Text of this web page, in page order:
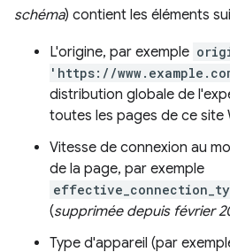
schéma) contient les éléments
L'origine, par exemple
'https://
distribution globale de
toutes les pages de ce site
Vitesse de connexion au
de la page, par exemple
(supprimée depuis février
Type d'appareil (par